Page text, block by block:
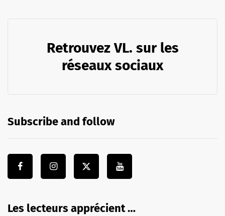
Retrouvez VL. sur les
réseaux sociaux
Subscribe and follow
Les lecteurs apprécient …